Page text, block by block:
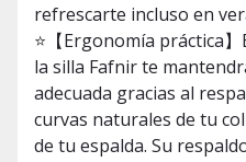
refrescarte incluso en
⭐【Ergonomía práctica
la silla Fafnir te
adecuada gracias al
curvas naturales de tu
de tu espalda. Su